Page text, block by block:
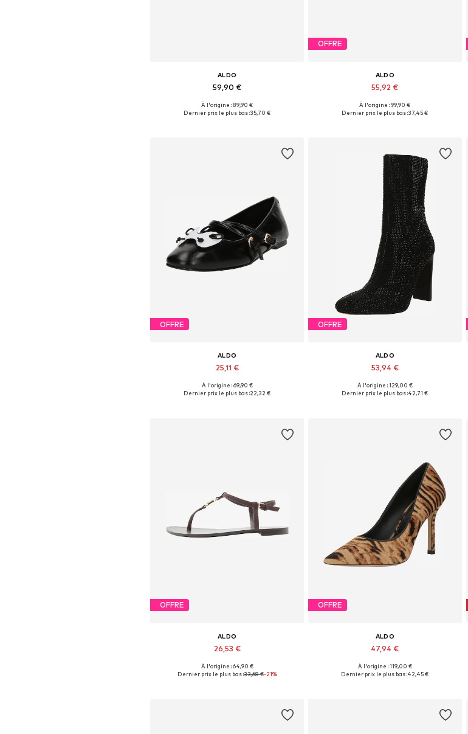
ALDO
59,90 €
Tailles disponibles: 39-39,5
À l'origine : 89,90 €
Dernier prix le plus bas :35,70 €
OFFRE
ALDO
55,92 €
Tailles disponibles: 40
À l'origine : 99,90 €
Dernier prix le plus bas :37,45 €
OFFRE
ALDO
25,11 €
Tailles disponibles: 38
À l'origine : 69,90 €
Dernier prix le plus bas :22,32 €
OFFRE
ALDO
53,94 €
Tailles disponibles: 39-39,5
À l'origine : 129,00 €
Dernier prix le plus bas :42,71 €
OFFRE
ALDO
26,53 €
Tailles disponibles: 37, 40
À l'origine : 64,90 €
Dernier prix le plus bas :33,68 €-21%
OFFRE
ALDO
47,94 €
Tailles disponibles: 37
À l'origine : 119,00 €
Dernier prix le plus bas :42,45 €